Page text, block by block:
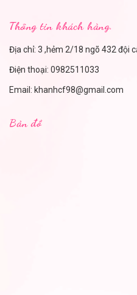
Thông tin khách hàng.
Địa chỉ: 3 ,hẻm 2/18 ngõ 432 đội
Điện thoại: 0982511033
Email: khanhcf98@gmail.com
Bản đồ